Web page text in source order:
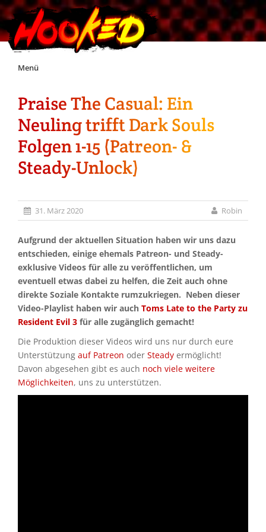
Skip
Menü
Unterstützt Hooked!
Exklusiv für Supporter*innen
Impressum
Jobs
Discord
Praise The Casual: Ein
Neuling trifft Dark Souls
Folgen 1-15 (Patreon- &
Steady-Unlock)
31. März 2020 Robin
Aufgrund der aktuellen Situation haben wir uns dazu
entschieden, einige ehemals Patreon- und Steady-
exklusive Videos für alle zu veröffentlichen, um
eventuell etwas dabei zu helfen, die Zeit auch ohne
direkte Soziale Kontakte rumzukriegen. Neben dieser
Video-Playlist haben wir auch Toms Late to the Party zu
Resident Evil 3 für alle zugänglich gemacht!
Die Produktion dieser Videos wird uns nur durch eure
Unterstützung auf Patreon oder Steady ermöglicht!
Davon abgesehen gibt es auch noch viele weitere
Möglichkeiten, uns zu unterstützen.